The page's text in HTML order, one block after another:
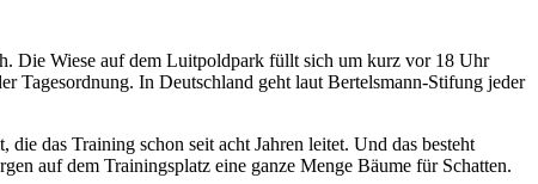
Die Wiese auf dem Luitpoldpark füllt sich um kurz vor 18 Uhr
Tagesordnung. In Deutschland geht laut Bertelsmann-Stifung jeder
das Training schon seit acht Jahren leitet. Und das besteht
auf dem Trainingsplatz eine ganze Menge Bäume für Schatten.